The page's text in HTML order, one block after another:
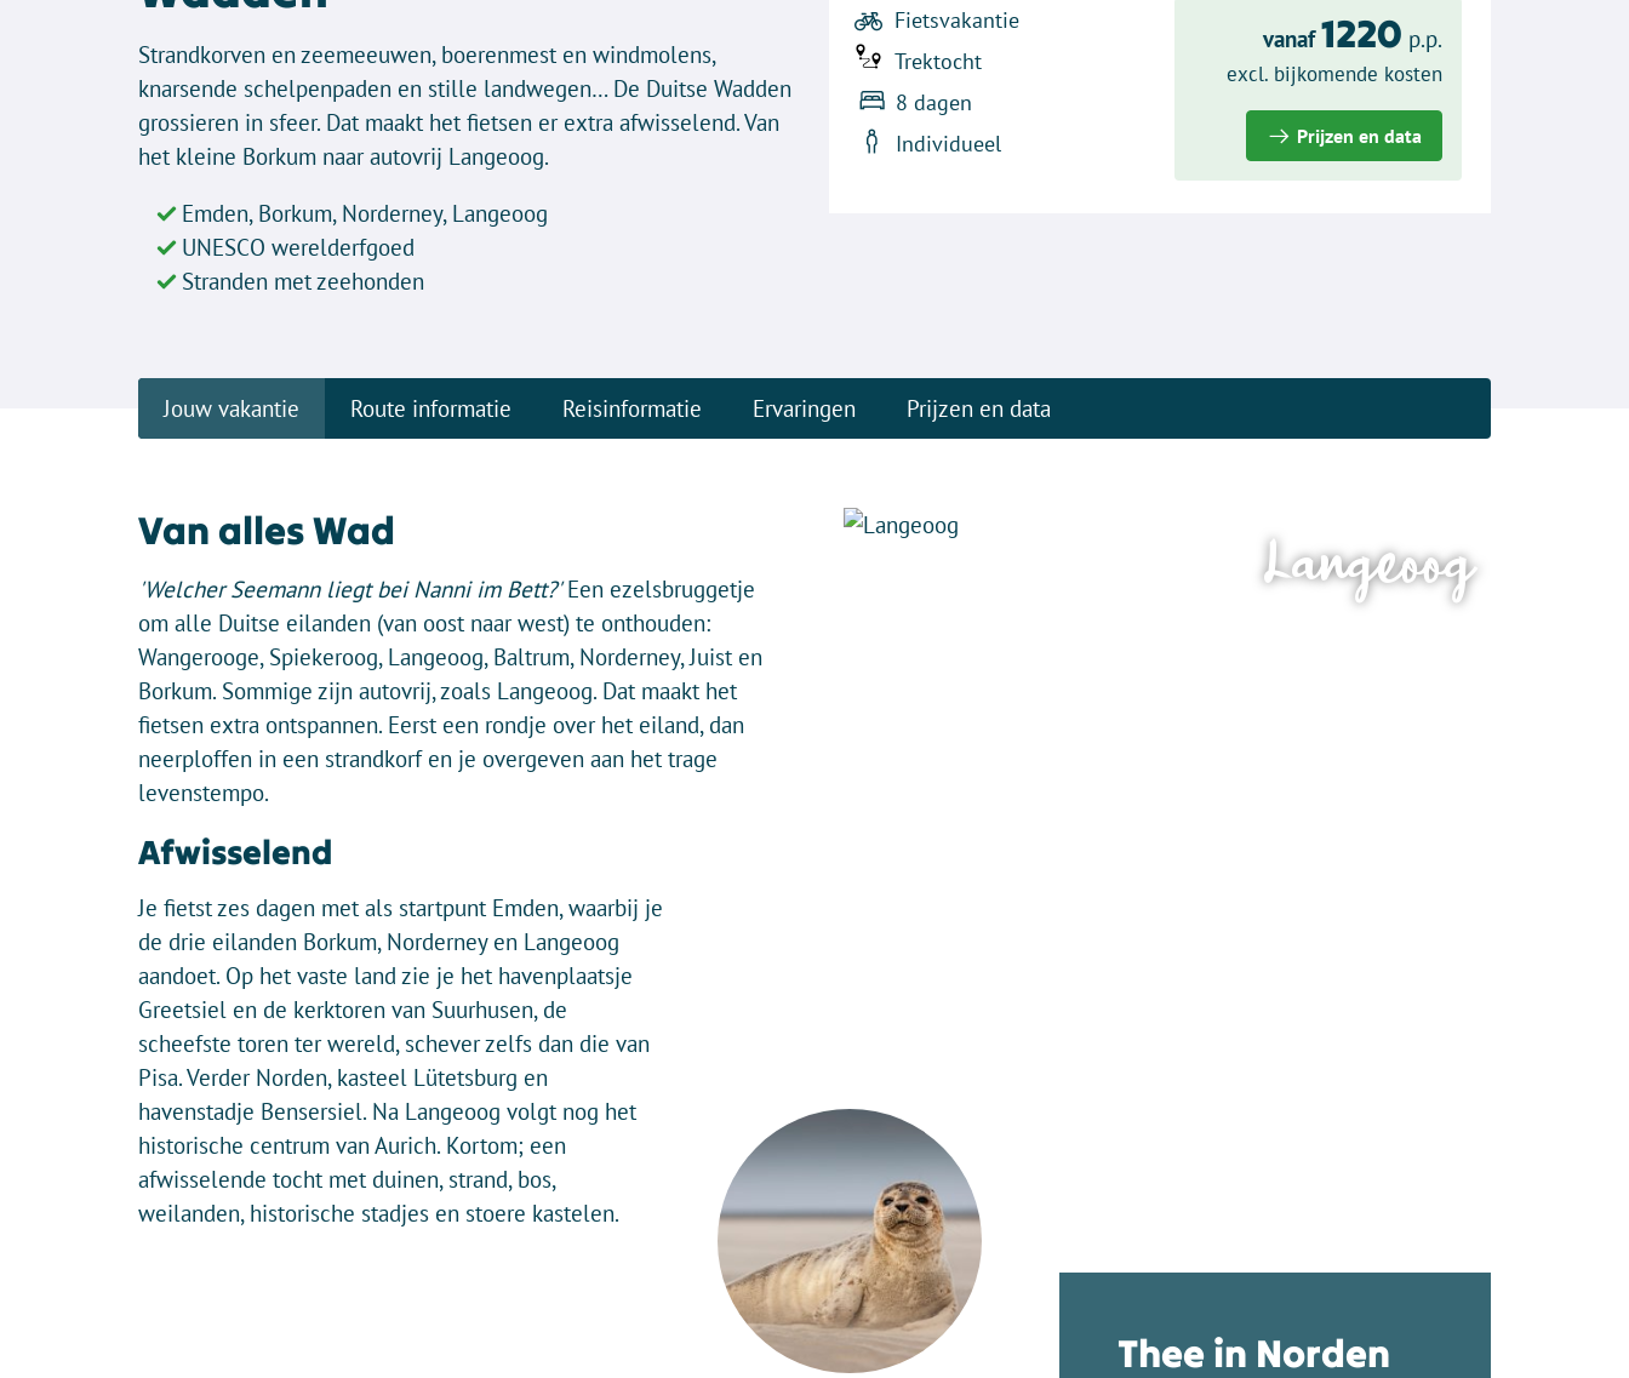
Strandkorven en zeemeeuwen, boerenmest en windmolens,
knarsende schelpenpaden en stille landwegen… De Duitse Wadden
grossieren in sfeer. Dat maakt het fietsen er extra afwisselend. Van
het kleine Borkum naar autovrij Langeoog.
Emden, Borkum, Norderney, Langeoog
UNESCO werelderfgoed
Stranden met zeehonden
Fietsvakantie
Trektocht
8 dagen
Individueel
vanaf 1220 p.p.
excl. bijkomende kosten
Prijzen en data
Jouw vakantie Route informatie Reisinformatie Ervaringen Prijzen en data
Van alles Wad
'Welcher Seemann liegt bei Nanni im Bett?'Een ezelsbruggetje
om alle Duitse eilanden (van oost naar west) te onthouden:
Wangerooge, Spiekeroog, Langeoog, Baltrum, Norderney, Juist en
Borkum. Sommige zijn autovrij, zoals Langeoog. Dat maakt het
fietsen extra ontspannen. Eerst een rondje over het eiland, dan
neerploffen in een strandkorf en je overgeven aan het trage
levenstempo.
Afwisselend
Je fietst zes dagen met als startpunt Emden, waarbij je
de drie eilanden Borkum, Norderney en Langeoog
aandoet. Op het vaste land zie je het havenplaatsje
Greetsiel en de kerktoren van Suurhusen, de
scheefste toren ter wereld, schever zelfs dan die van
Pisa. Verder Norden, kasteel Lütetsburg en
havenstadje Bensersiel. Na Langeoog volgt nog het
historische centrum van Aurich. Kortom; een
afwisselende tocht met duinen, strand, bos,
weilanden, historische stadjes en stoere kastelen.
Langeoog
Thee in Norden